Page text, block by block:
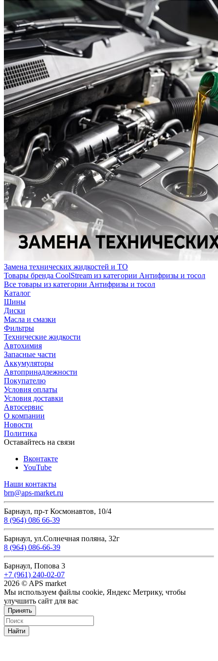
Замена технических жидкостей и ТО
Товары бренда CoolStream из категории Антифризы и тосол
Все товары из категории Антифризы и тосол
Каталог
Шины
Диски
Масла и смазки
Фильтры
Технические жидкости
Автохимия
Запасные части
Аккумуляторы
Автопринадлежности
Покупателю
Условия оплаты
Условия доставки
Автосервис
О компании
Новости
Политика
Оставайтесь на связи
Вконтакте
YouTube
Наши контакты
brn@aps-market.ru
Барнаул, пр-т Космонавтов, 10/4
8 (964) 086 66-39
Барнаул, ул.Солнечная поляна, 32г
8 (964) 086-66-39
Барнаул, Попова 3
+7 (961) 240-02-07
2026 © APS market
Мы используем файлы cookie, Яндекс Метрику, чтобы
улучшить сайт для вас
Принять
Найти